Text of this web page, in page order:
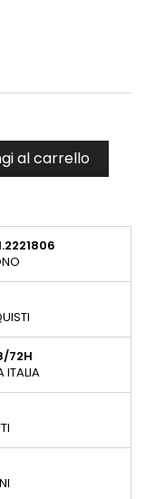
al carrello
72H
ITALIA